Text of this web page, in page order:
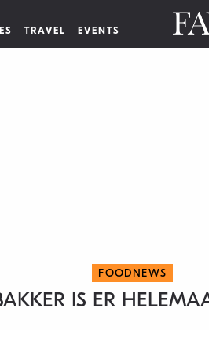
TRAVEL EVENTS
FOODNEWS
IS ER